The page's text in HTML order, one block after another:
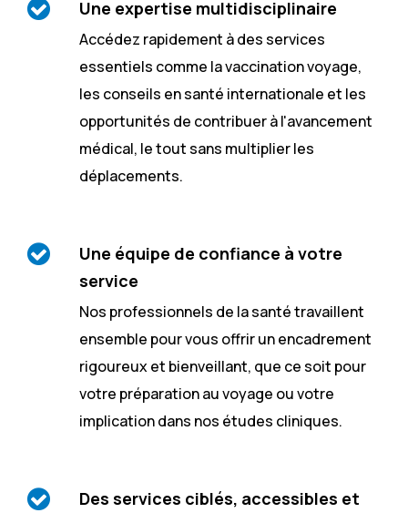
Une expertise multidisciplinaire
Accédez rapidement à des services
essentiels comme la vaccination voyage,
les conseils en santé internationale et les
opportunités de contribuer à l'avancement
médical, le tout sans multiplier les
déplacements.
Une équipe de confiance à votre
service
Nos professionnels de la santé travaillent
ensemble pour vous offrir un encadrement
rigoureux et bienveillant, que ce soit pour
votre préparation au voyage ou votre
implication dans nos études cliniques.
Des services ciblés, accessibles et